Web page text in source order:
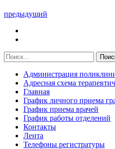
предыдущий
Администрация
Адресная схема
Главная
График личного приема
График приема врачей
График работы отделений
Контакты
Лента
Телефоны регистратуры